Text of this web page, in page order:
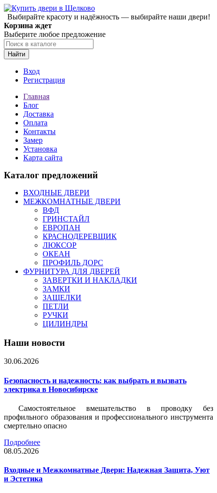
Выбирайте красоту и надёжность — выбирайте наши двери!
Корзина ждет
Выберите любое предложение
Найти
Вход
Регистрация
Главная
Блог
Доставка
Оплата
Контакты
Замер
Установка
Карта сайта
Каталог предложений
ВХОДНЫЕ ДВЕРИ
МЕЖКОМНАТНЫЕ ДВЕРИ
ВФД
ГРИНСТАЙЛ
ЕВРОПАН
КРАСНОДЕРЕВЩИК
ЛЮКСОР
ОКЕАН
ПРОФИЛЬ ДОРС
ФУРНИТУРА ДЛЯ ДВЕРЕЙ
ЗАВЕРТКИ И НАКЛАДКИ
ЗАМКИ
ЗАЩЕЛКИ
ПЕТЛИ
РУЧКИ
ЦИЛИНДРЫ
Наши новости
30.06.2026
Безопасность и надежность: как выбрать и вызвать
электрика в Новосибирске
Самостоятельное вмешательство в проводку без
профильного образования и профессионального инструмента
смертельно опасно
Подробнее
08.05.2026
Входные и Межкомнатные Двери: Надежная Защита, Уют
и Эстетика